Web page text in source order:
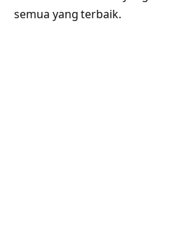
semua yang terbaik.